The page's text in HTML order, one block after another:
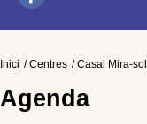
Inici Centres Casal Mira-sol
Agenda